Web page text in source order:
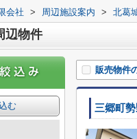
会社 > 周辺施設案内 > 北葛
辺物件
販売物件
三郷町
む